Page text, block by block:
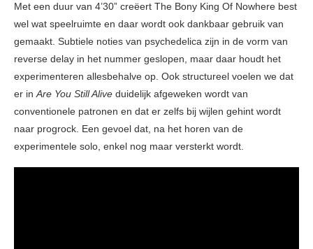
Met een duur van 4’30” creëert The Bony King Of Nowhere best
wel wat speelruimte en daar wordt ook dankbaar gebruik van
gemaakt. Subtiele noties van psychedelica zijn in de vorm van
reverse delay in het nummer geslopen, maar daar houdt het
experimenteren allesbehalve op. Ook structureel voelen we dat
er inAre You Still Alive duidelijk afgeweken wordt van
conventionele patronen en dat er zelfs bij wijlen gehint wordt
naar progrock. Een gevoel dat, na het horen van de
experimentele solo, enkel nog maar versterkt wordt.